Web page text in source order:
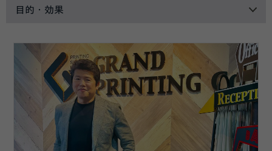
目的・効果